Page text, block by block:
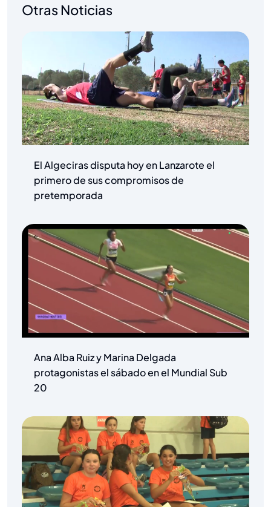
Otras Noticias
El Algeciras disputa hoy en Lanzarote el
primero de sus compromisos de
pretemporada
Ana Alba Ruiz y Marina Delgada
protagonistas el sábado en el Mundial Sub
20